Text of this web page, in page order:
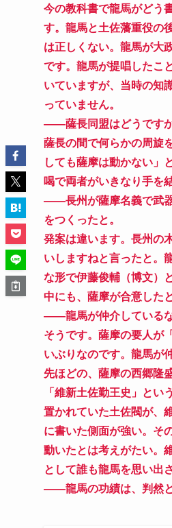
今の教科書で龍馬がどう
す。龍馬と土佐藩重役の
は正しくない。龍馬が大
です。龍馬が提唱したこ
いていますが、当時の知
っていません。
――薩長同盟はどうですか
薩長の間で何らかの周旋
しても薩摩は動かない」
喝で両者がいきなり手を
――長州が薩摩名義で武
をつくったと。
発案は違います。長州の
いしますねと言ったと。
な形で伊藤俊輔（博文）
中にも、薩摩が合意した
――龍馬が仲介しているな
そうです。薩摩の要人が
いぶりなのです。龍馬が
先ほどの、薩摩の西郷隆
「維新土佐勤王史」と
置かれていた土佐閥が、
に書いた側面が強い。そ
動いたとは考えがたい。
として誰も龍馬を思い出
――龍馬の功績は、判然と